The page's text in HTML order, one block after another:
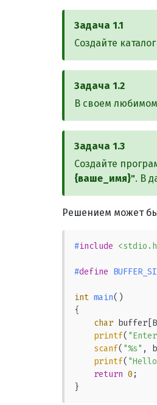
Задача 1.1
Создайте каталог
Задача 1.2
В своем
Задача 1.3
Создайте
{ваше_имя}". В
Решением может
#include
#define
int main()
{
char
printf(
scanf( "%s" ,
printf(
return 0 ;
}